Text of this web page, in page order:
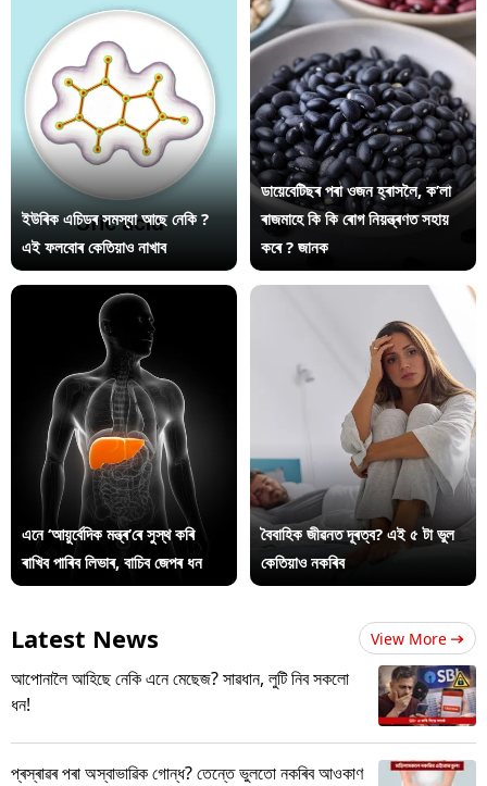
ইউৰিক এচিডৰ সমস্যা আছে নেকি ?
এই ফলবোৰ কেতিয়াও নাখাব
ডায়েবেটিছৰ পৰা ওজন হ্ৰাসলৈ, ক’লা
ৰাজমাহে কি কি ৰোগ নিয়ন্ত্ৰণত সহায়
কৰে ? জানক
এনে ‘আয়ুৰ্বেদিক মন্ত্ৰ’ৰে সুস্থ কৰি
ৰাখিব পাৰিব লিভাৰ, বাচিব জেপৰ ধন
বৈবাহিক জীৱনত দূৰত্ব? এই ৫ টা ভুল
কেতিয়াও নকৰিব
Latest News View More
আপোনালৈ আহিছে নেকি এনে মেছেজ? সাৱধান, লুটি নিব সকলো
ধন!
প্ৰস্ৰাৱৰ পৰা অস্বাভাৱিক গোন্ধ? তেন্তে ভুলতো নকৰিব আওকাণ